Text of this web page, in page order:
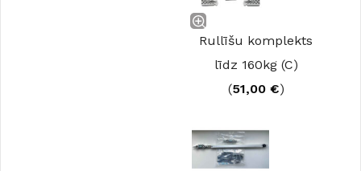
Rullīšu komplekts
līdz 160kg (C)
(51,00 €)